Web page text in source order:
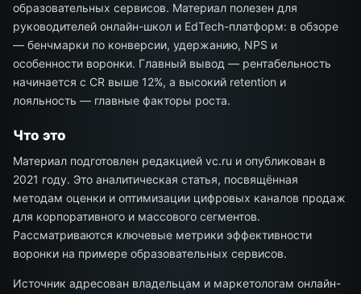
образовательных сервисов. Материал полезен для
руководителей онлайн-школ и EdTech-платформ: в обзоре
— бенчмарки по конверсии, удержанию, NPS и
особенности воронки. Главный вывод — рентабельность
начинается с CR выше 12%, а высокий retention и
лояльность — главные факторы роста.
Что это
Материал подготовлен редакцией vc.ru и опубликован в
2021 году. Это аналитическая статья, посвящённая
методам оценки и оптимизации цифровых каналов продаж
для корпоративного и массового сегментов.
Рассматриваются ключевые метрики эффективности
воронки на примере образовательных сервисов.
Источник адресован владельцам и маркетологам онлайн-